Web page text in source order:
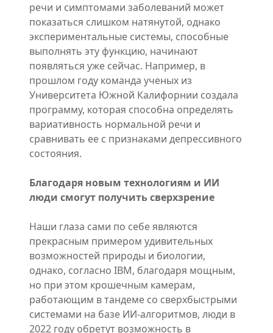
речи и симптомами заболеваний может
показаться слишком натянутой, однако
экспериментальные системы, способные
выполнять эту функцию, начинают
появляться уже сейчас. Например, в
прошлом году команда ученых из
Университета Южной Калифорнии создала
программу, которая способна определять
вариативность нормальной речи и
сравнивать ее с признаками депрессивного
состояния.
Благодаря новым технологиям и ИИ
люди смогут получить сверхзрение
Наши глаза сами по себе являются
прекрасным примером удивительных
возможностей природы и биологии,
однако, согласно IBM, благодаря мощным,
но при этом крошечным камерам,
работающим в тандеме со сверхбыстрыми
системами на базе ИИ-алгоритмов, люди в
2022 году обретут возможность в